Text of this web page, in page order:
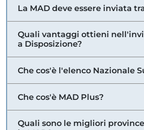
La MAD deve essere inviata
Quali vantaggi ottieni
a Disposizione?
Che cos'è l'elenco Nazionale
Che cos'è MAD Plus?
Quali sono le migliori